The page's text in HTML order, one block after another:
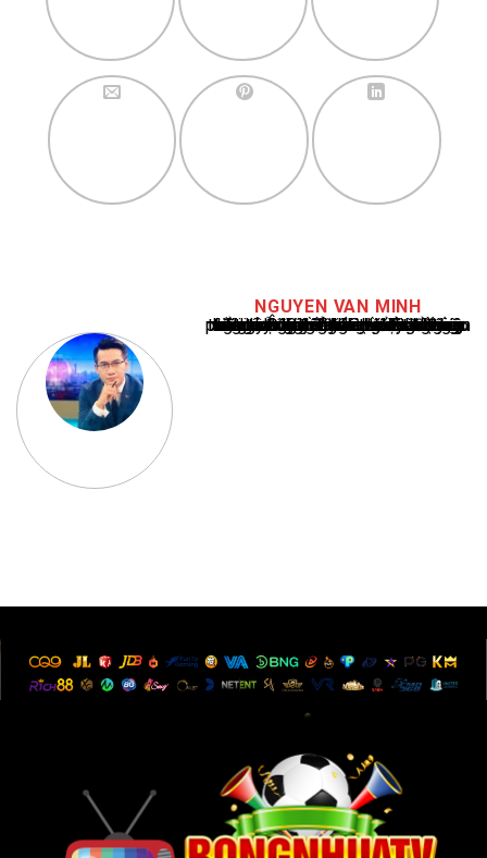
NGUYEN VAN MINH
Nguyễn Văn Minh là một trong những chuyên gia hàng đầu về báo cáo tin tức thể thao tại Việt Nam, với hơn 10 năm hoạt động trong ngành. Ông có kiến thức sâu rộng và kinh nghiệm đáng kể trong việc phân tích và báo cáo về các sự kiện thể thao hàng đầu. Sự hiểu biết sâu sắc của ông về ngành này đã giúp ông xây dựng uy tín và danh tiếng trong cộng đồng báo chí thể thao.